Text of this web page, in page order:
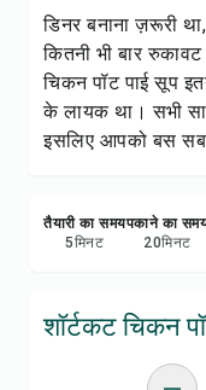
डिनर बनाना ज़रूरी
कितनी भी बार
चिकन पॉट पाई सूप
के लायक था। सभी
इसलिए आपको बस सब
तैयारी का समय
5मिनट
पकाने का
20मिनट
शॉर्टकट चिकन